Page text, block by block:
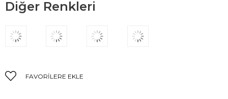
Diğer Renkleri
FAVORILERE EKLE